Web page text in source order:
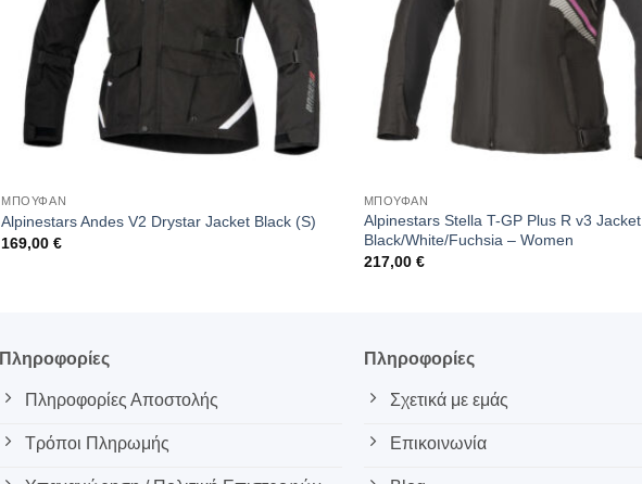
ΜΠΟΥΦΑΝ
Alpinestars Andes V2 Drystar Jacket Black (S)
169,00€
ΜΠΟΥΦΑΝ
Alpinestars Stella T-GP Plus R v3 Jacket
Black/White/Fuchsia – Women
217,00 €
Πληροφορίες
Πληροφορίες Αποστολής
Τρόποι Πληρωμής
Πληροφορίες
Σχετικά με εμάς
Επικοινωνία